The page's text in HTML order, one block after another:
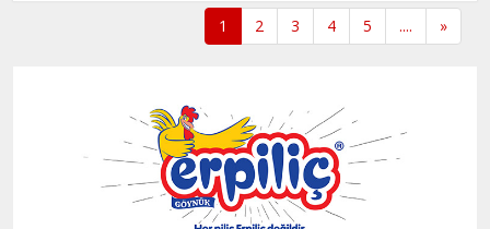
1 2 3 4 5 .... »